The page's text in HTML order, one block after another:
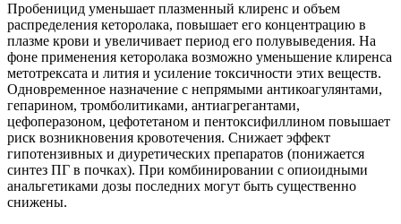
Пробеницид уменьшает плазменный клиренс и объем
распределения кеторолака, повышает его концентрацию в
плазме крови и увеличивает период его полувыведения. На
фоне применения кеторолака возможно уменьшение клиренса
метотрексата и лития и усиление токсичности этих веществ.
Одновременное назначение с непрямыми антикоагулянтами,
гепарином, тромболитиками, антиагрегантами,
цефоперазоном, цефотетаном и пентоксифиллином повышает
риск возникновения кровотечения. Снижает эффект
гипотензивных и диуретических препаратов (понижается
синтез ПГ в почках). При комбинировании с опиоидными
анальгетиками дозы последних могут быть существенно
снижены.